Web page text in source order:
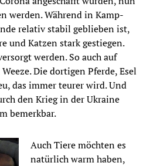
werden. Während in Kamp-
relativ stabil geblieben ist,
und Katzen stark gestiegen.
werden. So auch auf
Die dortigen Pferde, Esel
das immer teurer wird. Und
den Krieg in der Ukraine
bemerkbar.
Auch Tiere möchten es
natürlich warm haben,